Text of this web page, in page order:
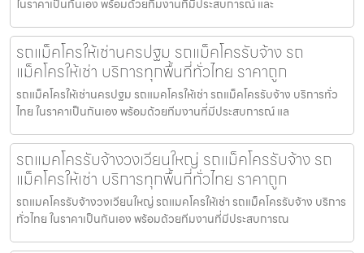
ในราคาเป็นกันเอง พร้อมด้วยทีมงานที่มีประสบการณ์ และ
รถแม็คโครให้เช่านครปฐม รถแม็คโครรับจ้าง รถ
แม็คโครให้เช่า บริการทุกพื้นที่ทั่วไทย ราคาถูก
รถแม็คโครให้เช่านครปฐม รถแมคโครให้เช่า รถแม็คโครรับจ้าง บริการทั่ว
ไทย ในราคาเป็นกันเอง พร้อมด้วยทีมงานที่มีประสบการณ์ แล
รถแมคโครรับจ้างวงเวียนใหญ่ รถแม็คโครรับจ้าง รถ
แม็คโครให้เช่า บริการทุกพื้นที่ทั่วไทย ราคาถูก
รถแมคโครรับจ้างวงเวียนใหญ่ รถแมคโครให้เช่า รถแม็คโครรับจ้าง บริการ
ทั่วไทย ในราคาเป็นกันเอง พร้อมด้วยทีมงานที่มีประสบการณ